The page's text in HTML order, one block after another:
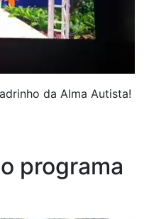
da Alma Autista!
programa